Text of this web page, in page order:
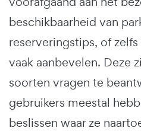
beschikbaarheid van
reserveringstips, of
vaak aanbevelen. Deze
soorten vragen te
gebruikers meestal
beslissen waar ze